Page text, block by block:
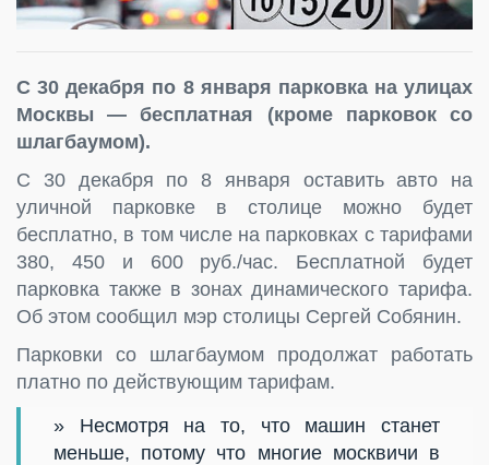
С 30 декабря по 8 января парковка на улицах
Москвы — бесплатная (кроме парковок со
шлагбаумом).
С 30 декабря по 8 января оставить авто на
уличной парковке в столице можно будет
бесплатно, в том числе на парковках с тарифами
380, 450 и 600 руб./час. Бесплатной будет
парковка также в зонах динамического тарифа.
Об этом сообщил мэр столицы Сергей Собянин.
Парковки со шлагбаумом продолжат работать
платно по действующим тарифам.
» Несмотря на то, что машин станет
меньше, потому что многие москвичи в